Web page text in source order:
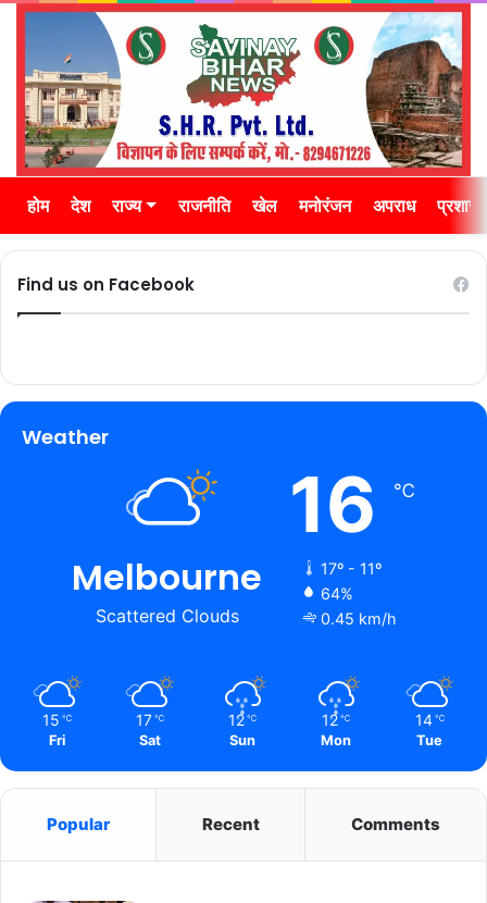
होम देश राज्य राजनीति खेल मनोरंजन अपराध
Find us on Facebook
Weather
Melbourne
Scattered Clouds
16 ℃
17º - 11º
64%
0.45 km/h
15 ℃
Fri
17 ℃
Sat
12 ℃
Sun
12 ℃
Mon
14 ℃
Tue
Popular Recent Comments